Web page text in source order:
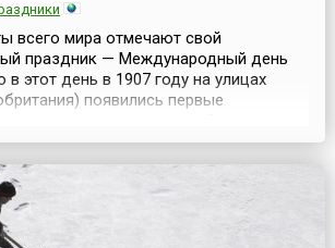
всего мира отмечают свой
праздник — Международный день
в этот день в 1907 году на улицах
появились первые
назвали счётчик «таксиметр» —
(«плата»), и греческого «метрон»
тех пор индивидуальный городской